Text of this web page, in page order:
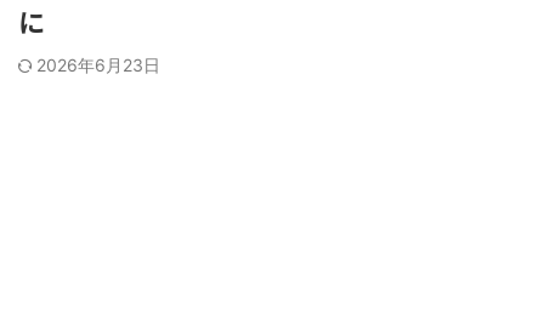
に
2026年6月23日